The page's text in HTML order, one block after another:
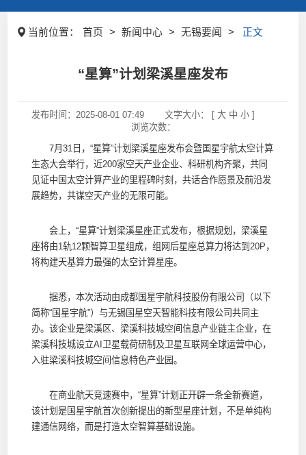
当前位置： 首页 > 新闻中心 > 无锡要闻 > 正文
“星算”计划梁溪星座发布
发布时间： 2025-08-01 07:49 文字大小： [ 大 中 小]
浏览次数：
7月31日，“星算”计划梁溪星座发布会暨国星宇航太空计算
生态大会举行，近200家空天产业企业、科研机构齐聚，共同
见证中国太空计算产业的里程碑时刻，共话合作愿景及前沿发
展趋势，共谋空天产业的无限可能。
会上，“星算”计划梁溪星座正式发布，根据规划，梁溪星
座将由1轨12颗智算卫星组成，组网后星座总算力将达到20P，
将构建天基算力最强的太空计算星座。
据悉，本次活动由成都国星宇航科技股份有限公司（以下
简称“国星宇航”）与无锡国星空天智能科技有限公司共同主
办。该企业是梁溪区、梁溪科技城空间信息产业链主企业，在
梁溪科技城设立AI卫星载荷研制及卫星互联网全球运营中心，
入驻梁溪科技城空间信息特色产业园。
在商业航天竞速赛中，“星算”计划正开辟一条全新赛道，
该计划是国星宇航首次创新提出的新型星座计划，不是单纯构
建通信网络，而是打造太空智算基础设施。